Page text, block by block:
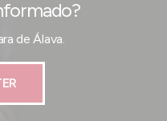
de Álava.